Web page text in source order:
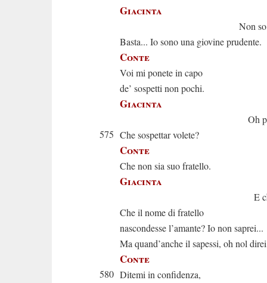
Giacinta
Non so
Basta... Io sono una giovine prudente.
Conte
Voi mi ponete in capo
de’ sospetti non pochi.
Giacinta
Oh per
575 Che sospettar volete?
Conte
Che non sia suo fratello.
Giacinta
E che
Che il nome di fratello
nascondesse l’amante? Io non saprei...
Ma quand’anche il sapessi, oh nol
Conte
580 Ditemi in confidenza,